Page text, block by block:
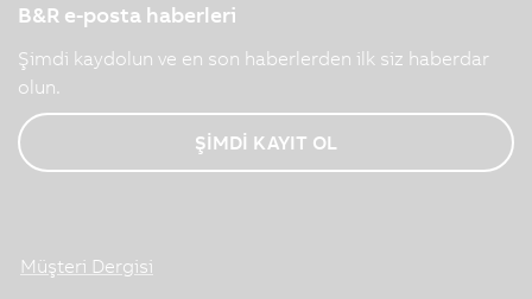
B&R e-posta haberleri
Şimdi kaydolun ve en son haberlerden ilk siz haberdar
olun.
ŞİMDİ KAYIT OL
Müşteri Dergisi